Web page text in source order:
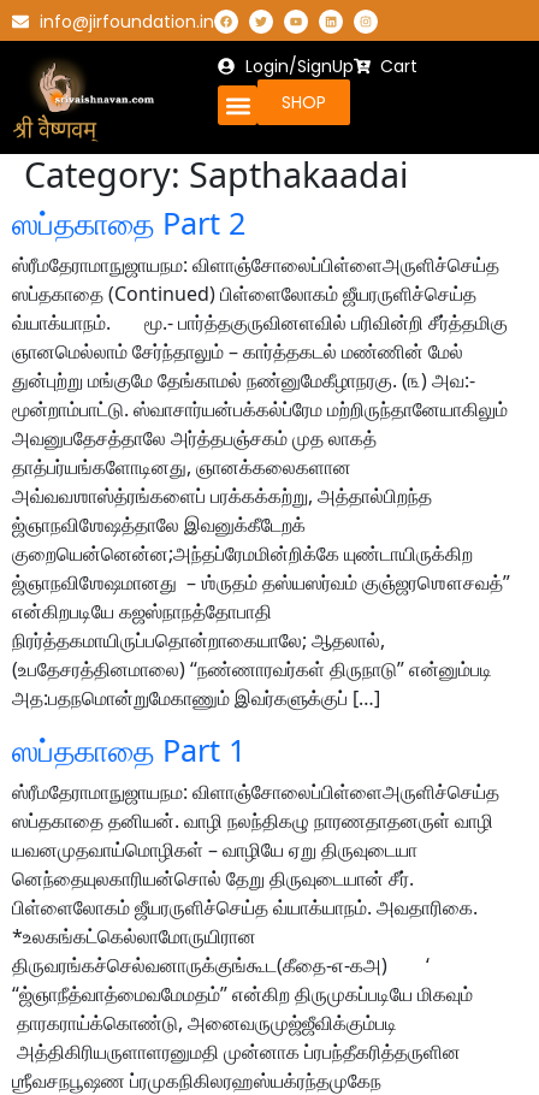
info@jirfoundation.in
Login/SignUp
Cart
SHOP
Category: Sapthakaadai
ஸப்தகாதை Part 2
ஸ்ரீமதேராமாநுஜாயநம: விளாஞ்சோலைப்பிள்ளைஅருளிச்செய்த
ஸப்தகாதை (Continued) பிள்ளைலோகம் ஜீயரருளிச்செய்த
வ்யாக்யாநம். மூ.- பார்த்தகுருவினளவில் பரிவின்றி சீர்த்தமிகு
ஞானமெல்லாம் சேர்ந்தாலும் – கார்த்தகடல் மண்ணின் மேல்
துன்புற்று மங்குமே தேங்காமல் நண்னுமேகீழாநரகு. (௩) அவ:-
மூன்றாம்பாட்டு. ஸ்வாசார்யன்பக்கல்ப்ரேம மற்றிருந்தானேயாகிலும்
அவனுபதேசத்தாலே அர்த்தபஞ்சகம் முத லாகத்
தாத்பர்யங்களோடினது, ஞானக்கலைகளான
அவ்வவஶாஸ்த்ரங்களைப் பரக்கக்கற்று, அத்தால்பிறந்த
ஜ்ஞாநவிஶேஷத்தாலே இவனுக்கீடேறக்
குறையென்னென்ன;அந்தப்ரேமமின்றிக்கே யுண்டாயிருக்கிற
ஜ்ஞாநவிஶேஷமானது – ஶ்ருதம் தஸ்யஸர்வம் குஞ்ஜரஶௌசவத்”
என்கிறபடியே கஜஸ்நாநத்தோபாதி
நிரர்த்தகமாயிருப்பதொன்றாகையாலே; ஆதலால்,
(உபதேசரத்தினமாலை) “நண்ணாரவர்கள் திருநாடு” என்னும்படி
அத:பதநமொன்றுமேகாணும் இவர்களுக்குப் […]
ஸப்தகாதை Part 1
ஸ்ரீமதேராமாநுஜாயநம: விளாஞ்சோலைப்பிள்ளைஅருளிச்செய்த
ஸப்தகாதை தனியன். வாழி நலந்திகழு நாரணதாதனருள் வாழி
யவனமுதவாய்மொழிகள் – வாழியே ஏறு திருவுடையா
னெந்தையுலகாரியன்சொல் தேறு திருவுடையான் சீர்.
பிள்ளைலோகம் ஜீயரருளிச்செய்த வ்யாக்யாநம். அவதாரிகை.
*உலகங்கட்கெல்லாமோருயிரான
திருவரங்கச்செல்வனாருக்குங்கூட(கீதை-எ-கஅ) ‘
“ஜ்ஞாநீத்வாத்மைவமேமதம்” என்கிற திருமுகப்படியே மிகவும்
தாரகராய்க்கொண்டு, அனைவருமுஜ்ஜீவிக்கும்படி
அத்திகிரியருளாளரனுமதி முன்னாக ப்ரபந்தீகரித்தருளின
ஶ்ரீவசநபூஷண ப்ரமுகநிகிலரஹஸ்யக்ரந்தமுகேந